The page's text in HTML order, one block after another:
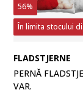
56%
În limita stocului
FLADSTJERNE
PERNĂ
VAR.